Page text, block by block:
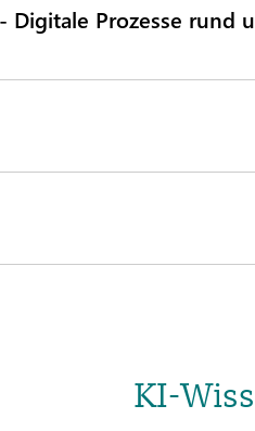
Digitale Prozesse rund
KI-